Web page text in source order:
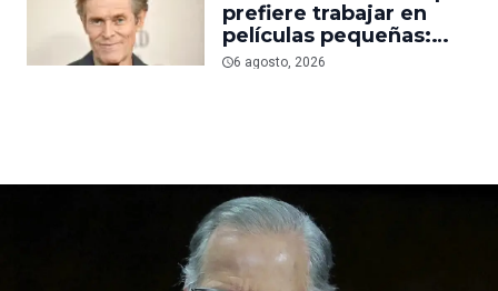
prefiere trabajar en
películas pequeñas:
‘Las grandes están
6 agosto, 2026